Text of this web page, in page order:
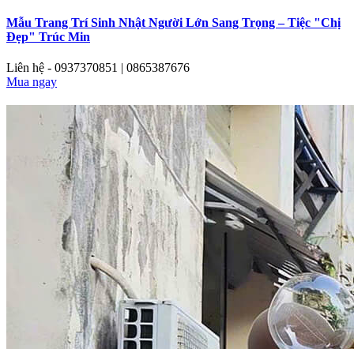
Mẫu Trang Trí Sinh Nhật Người Lớn Sang Trọng – Tiệc "Chị
Đẹp" Trúc Min
Liên hệ - 0937370851 | 0865387676
Mua ngay